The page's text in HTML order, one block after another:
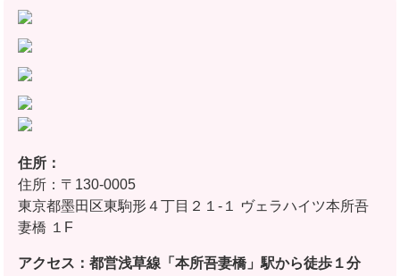
住所：
住所：〒130-0005
東京都墨田区東駒形４丁目２１-１ ヴェラハイツ本所吾
妻橋 １F
アクセス：都営浅草線「本所吾妻橋」駅から徒歩１分